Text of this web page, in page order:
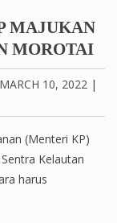
MAJUKAN
MOROTAI
MARCH 10, 2022 |
(Menteri KP)
Kelautan
harus